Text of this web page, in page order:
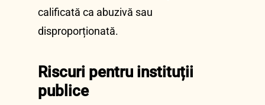
calificată ca abuzivă sau
disproporționată.
Riscuri pentru instituții
publice